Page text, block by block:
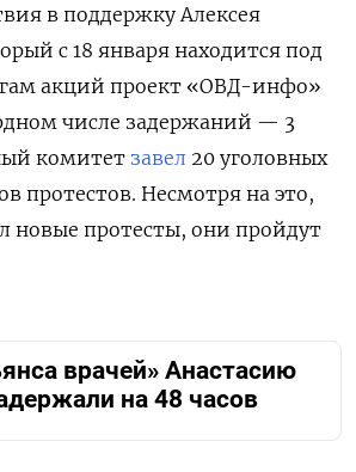
в поддержку Алексея
с 18 января находится под
акций проект «ОВД-инфо»
числе задержаний — 3
комитет завел 20 уголовных
протестов. Несмотря на это,
новые протесты, они пройдут
врачей» Анастасию
на 48 часов